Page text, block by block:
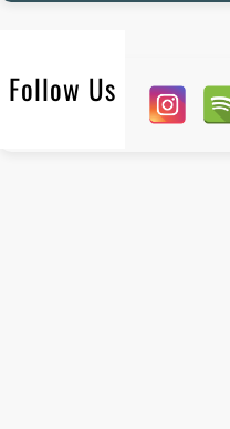
Follow Us